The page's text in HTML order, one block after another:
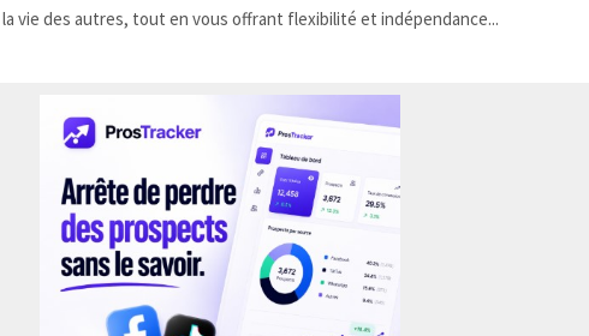
vie des autres, tout en vous offrant flexibilité et indépendance...